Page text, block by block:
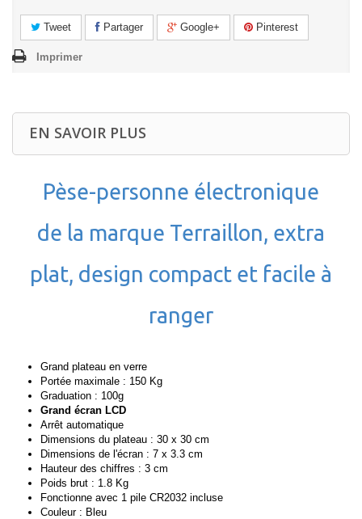
Tweet Partager Google+ Pinterest
Imprimer
EN SAVOIR PLUS
Pèse-personne électronique
de la marque Terraillon, extra
plat, design compact et facile à
ranger
Grand plateau en verre
Portée maximale : 150 Kg
Graduation : 100g
Grand écran LCD
Arrêt automatique
Dimensions du plateau : 30 x 30 cm
Dimensions de l'écran : 7 x 3.3 cm
Hauteur des chiffres : 3 cm
Poids brut : 1.8 Kg
Fonctionne avec 1 pile CR2032 incluse
Couleur : Bleu